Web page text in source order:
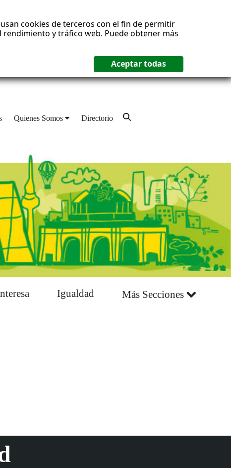
cookies de terceros con el fin de permitir
y tráfico web. Puede obtener más
Quienes Somos Directorio
Igualdad Más Secciones